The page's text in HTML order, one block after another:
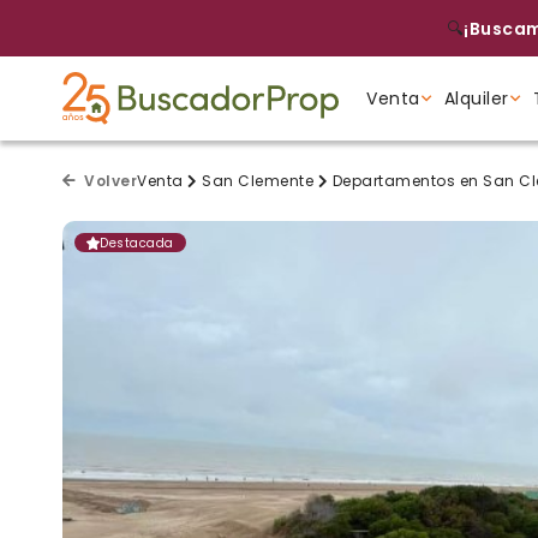
🔍
Venta
Tipo de propiedad
Alquiler
Tipo de propiedad
Tipo de propiedad
VolverVenta San Clemente Departamentos en San
Destacada